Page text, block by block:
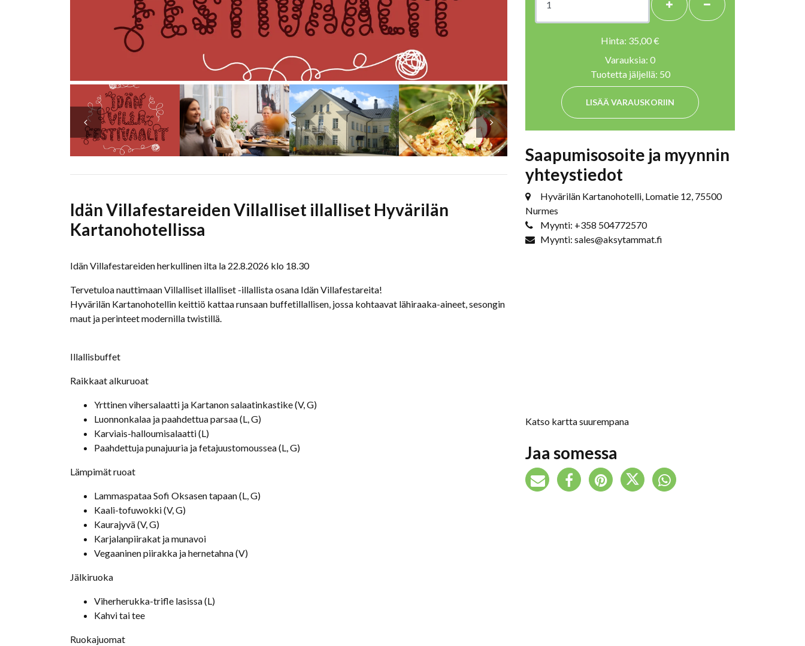
Idän Villafestareiden Villalliset illalliset Hyvärilän
Kartanohotellissa
Idän Villafestareiden herkullinen ilta la 22.8.2026 klo 18.30
Tervetuloa nauttimaan Villalliset illalliset -illallista osana Idän Villafestareita!
Hyvärilän Kartanohotellin keittiö kattaa runsaan buffetillallisen, jossa kohtaavat lähiraaka-aineet, sesongin
maut ja perinteet modernilla twistillä.
Illallisbuffet
Raikkaat alkuruoat
Yrttinen vihersalaatti ja Kartanon salaatinkastike (V, G)
Luonnonkalaa ja paahdettua parsaa (L, G)
Karviais-halloumisalaatti (L)
Paahdettuja punajuuria ja fetajuustomoussea (L, G)
Lämpimät ruoat
Lammaspataa Sofi Oksasen tapaan (L, G)
Kaali-tofuwokki (V, G)
Kaurajyvä (V, G)
Karjalanpiirakat ja munavoi
Vegaaninen piirakka ja hernetahna (V)
Jälkiruoka
Viherherukka-trifle lasissa (L)
Kahvi tai tee
Ruokajuomat
Hinta: 35,00 €
Varauksia: 0
Tuotetta jäljellä: 50
LISÄÄ VARAUSKORIIN
Saapumisosoite ja myynnin
yhteystiedot
Hyvärilän Kartanohotelli, Lomatie 12, 75500
Nurmes
Myynti: +358 504772570
Myynti: sales@aksytammat.fi
Katso kartta suurempana
Jaa somessa